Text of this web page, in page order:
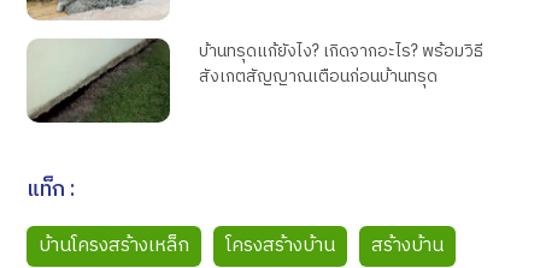
บ้านทรุดแก้ยังไง? เกิดจากอะไร? พร้อมวิธี
สังเกตสัญญาณเตือนก่อนบ้านทรุด
แท็ก :
บ้านโครงสร้างเหล็ก โครงสร้างบ้าน
สร้างบ้าน